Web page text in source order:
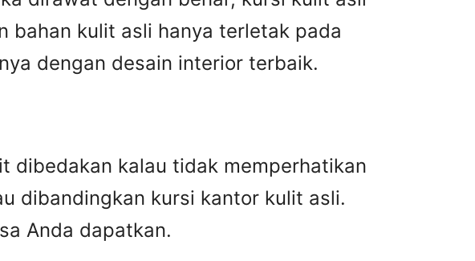
bahan kulit asli hanya terletak pada
dengan desain interior terbaik.
dibedakan kalau tidak memperhatikan
dibandingkan kursi kantor kulit asli.
Anda dapatkan.